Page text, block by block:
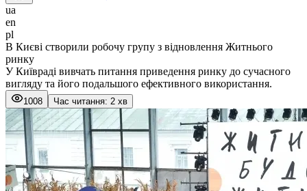
ua
en
pl
В Києві створили робочу групу з відновлення Житнього
ринку
У Київраді вивчать питання приведення ринку до сучасного
вигляду та його подальшого ефективного використання.
1008 Час читання: 2 хв